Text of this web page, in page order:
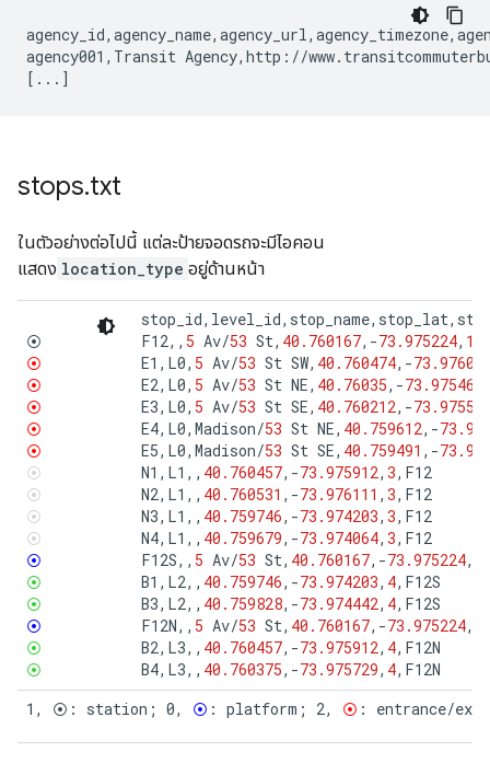
agency001,Transit Agency,http://
stops.txt
ในตัวอย่างต่อไปนี้ แต่ละป้ายจอดรถจะมีไอคอน
แสดง location_type อยู่ด้านหน้า
⦿
⦿
⦿
⦿
⦿
⦿
⦿
⦿
⦿
⦿
⦿
⦿
⦿
⦿
⦿
stop_id, level_id, stop_name, stop_lat,
F12,, 5 Av/53 St, 40.760167, -73.975224, 1
E1 , L0, 5 Av/53 St SW, 40.760474, -
E2, L0, 5 Av/53 St NE, 40.76035, -73.97546
E3, L0, 5 Av/53 St SE, 40.760212, -
E4, L0, Madison/53 St NE, 40.759612, -
E5, L0, Madison/53 St SE, 40.759491 , -
N1 , L1 ,, 40.760457, -73.975912, 3, F12
N2, L1 ,, 40.760531 , -73.976111 , 3, F12
N3, L1 ,, 40.759746, -73.974203, 3, F12
N4, L1 ,, 40.759679, -73.974064, 3, F12
F12S,, 5 Av/53 St, 40.760167, -73.975224,
B1 , L2,, 40.759746, -73.974203, 4, F12S
B3, L2,, 40.759828, -73.974442, 4, F12S
F12N,, 5 Av/53 St, 40.760167, -73.975224,
B2, L3,, 40.760457, -73.975912, 4, F12N
B4, L3,, 40.760375, -73.975729, 4, F12N
1, ⦿: station; 0, ⦿ : platform; 2, ⦿ : entrance/